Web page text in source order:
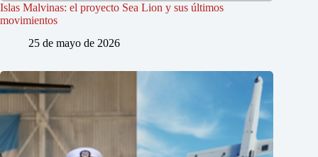
Islas Malvinas: el proyecto Sea Lion y sus últimos
movimientos
25 de mayo de 2026